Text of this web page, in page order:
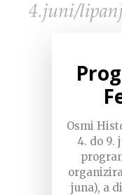
Osmi
4. do 9.
juna), a